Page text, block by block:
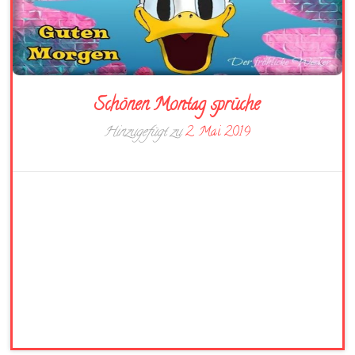
Schönen Montag sprüche
Hinzugefügt zu2. Mai 2019